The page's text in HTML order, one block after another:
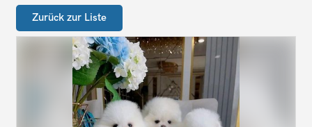
Zurück zur Liste